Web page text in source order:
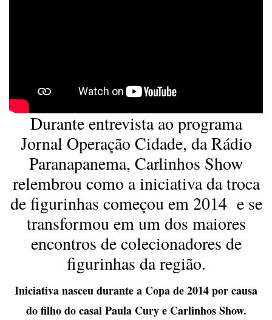
Durante entrevista ao programa
Jornal Operação Cidade, da Rádio
Paranapanema, Carlinhos Show
relembrou como a iniciativa da troca
de figurinhas começou em 2014 e se
transformou em um dos maiores
encontros de colecionadores de
figurinhas da região.
Iniciativa nasceu durante a Copa de 2014 por causa
do filho do casal Paula Cury e Carlinhos Show.